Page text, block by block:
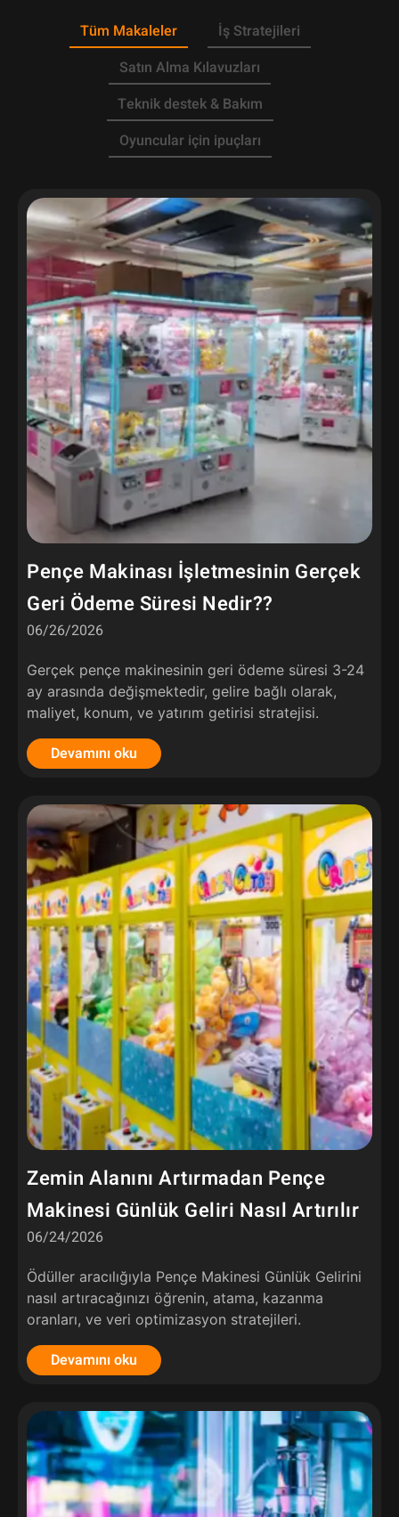
Tüm Makaleler
İş Stratejileri
Satın Alma Kılavuzları
Teknik destek & Bakım
Oyuncular için ipuçları
Pençe Makinası İşletmesinin Gerçek
Geri Ödeme Süresi Nedir??
06/26/2026
Gerçek pençe makinesinin geri ödeme süresi 3-24
ay arasında değişmektedir, gelire bağlı olarak,
maliyet, konum, ve yatırım getirisi stratejisi.
Devamını oku
Zemin Alanını Artırmadan Pençe
Makinesi Günlük Geliri Nasıl Artırılır
06/24/2026
Ödüller aracılığıyla Pençe Makinesi Günlük Gelirini
nasıl artıracağınızı öğrenin, atama, kazanma
oranları, ve veri optimizasyon stratejileri.
Devamını oku